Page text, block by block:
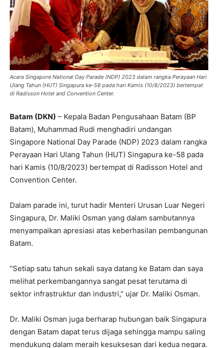
Acara Singapore National Day Parade (NDP) 2023 dalam rangka Perayaan Hari
Ulang Tahun (HUT) Singapura ke-58 pada hari Kamis (10/8/2023) bertempat
di Radisson Hotel and Convention Center.
Batam (DKN) – Kepala Badan Pengusahaan Batam (BP
Batam), Muhammad Rudi menghadiri undangan
Singapore National Day Parade (NDP) 2023 dalam rangka
Perayaan Hari Ulang Tahun (HUT) Singapura ke-58 pada
hari Kamis (10/8/2023) bertempat di Radisson Hotel and
Convention Center.
Dalam parade ini, turut hadir Menteri Urusan Luar Negeri
Singapura, Dr. Maliki Osman yang dalam sambutannya
menyampaikan apresiasi atas keberhasilan pembangunan
Batam.
“Setiap satu tahun sekali saya datang ke Batam dan saya
melihat perkembangannya sangat pesat terutama di
sektor infrastruktur dan industri,” ujar Dr. Maliki Osman.
Dr. Maliki Osman juga berharap hubungan baik Singapura
dengan Batam dapat terus dijaga sehingga mampu saling
mendukung dalam meraih kesuksesan dari kedua negara.